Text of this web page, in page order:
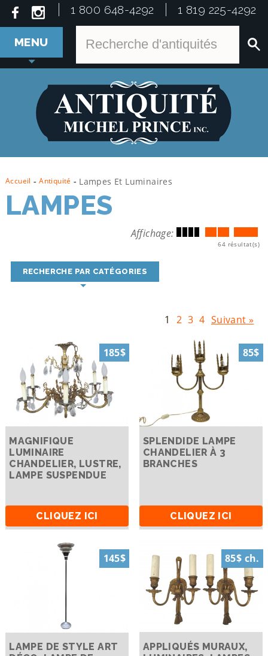
1 800 648-4292 1 819 225-4292
MENU
Accueil - Antiquité - Lampes Et Luminaires
LAMPES
Affichage:
64 résultat(s)
RECHERCHE PAR CATÉGORIES
1 2 3 4 Suivant »
185$
MAGNIFIQUE
LUMINAIRE
CHANDELIER, LUSTRE,
LAMPE SUSPENDUE
CLIQUEZ ICI
85$
SPLENDIDE LAMPE
CHANDELIER À 3
BRANCHES
CLIQUEZ ICI
145$
LAMPE DE STYLE ART
85$ ch.
APPLIQUÉS MURAUX,